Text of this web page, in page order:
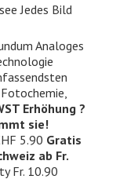
Jedes Bild
Analoges
Erhöhung ?
sie!
5.90 Gratis
ab Fr.
Fr. 10.90